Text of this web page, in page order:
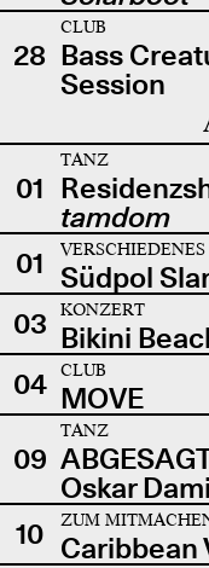
28
CLUB
Bass
Session
01
TANZ
tamdom
01
VERSCHIEDENES
Südpol
03
KONZERT
Bikini
04
CLUB
MOVE
09
TANZ
Oskar
10
ZUM
Caribbean